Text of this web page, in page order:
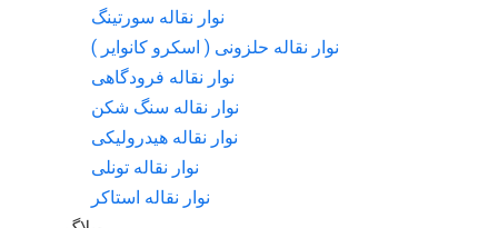
نوار نقاله سورتینگ
نوار نقاله حلزونی ( اسکرو کانوایر )
نوار نقاله فرودگاهی
نوار نقاله سنگ شکن
نوار نقاله هیدرولیکی
نوار نقاله تونلی
نوار نقاله استاکر